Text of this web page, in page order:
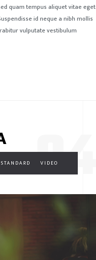
quam tempus aliquet vitae eget
id neque a nibh mollis
vulputate vestibulum
STANDARD VIDEO
04.